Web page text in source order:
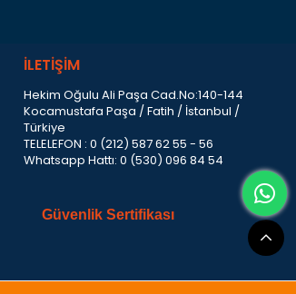
İLETİŞİM
Hekim Oğulu Ali Paşa Cad.No:140-144
Kocamustafa Paşa / Fatih / İstanbul /
Türkiye
TELELEFON : 0 (212) 587 62 55 - 56
Whatsapp Hattı: 0 (530) 096 84 54
Güvenlik Sertifikası